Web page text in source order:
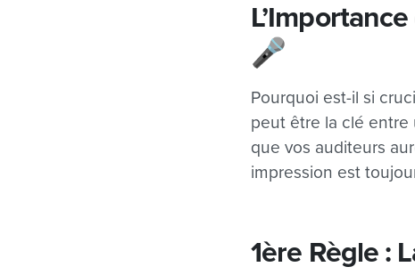
🎤
Pourquoi est-il si
peut être la clé entre
que vos auditeurs
impression est
1ère Règle :